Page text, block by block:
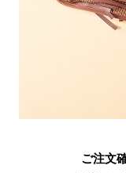
ご注文